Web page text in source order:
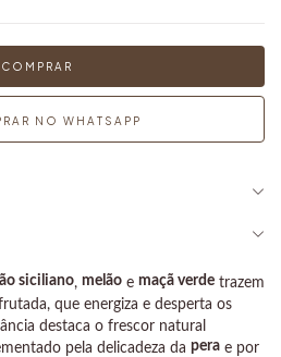
NO WHATSAPP
siciliano, melão e maçã verde trazem
que energiza e desperta os
destaca o frescor natural
pela delicadeza da pera e por